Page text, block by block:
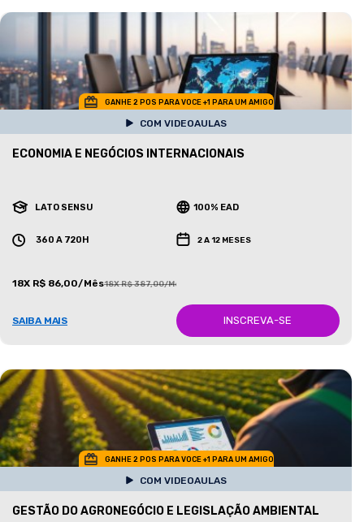
GANHE 2 POS PARA VOCE +1 PARA UM AMIGO
COM VIDEOAULAS
ECONOMIA E NEGÓCIOS INTERNACIONAIS
LATO SENSU 100% EAD
360 A 720H 2 A 12 MESES
18X R$ 86,00/Mês18X R$ 387,00/Mês
SAIBA MAIS INSCREVA-SE
GANHE 2 POS PARA VOCE +1 PARA UM AMIGO
COM VIDEOAULAS
GESTÃO DO AGRONEGÓCIO E LEGISLAÇÃO AMBIENTAL